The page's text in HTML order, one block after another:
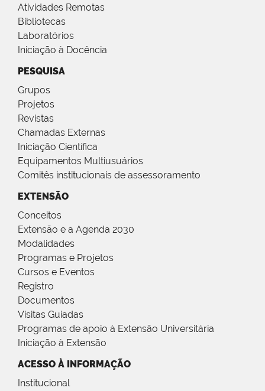
Atividades Remotas
Bibliotecas
Laboratórios
Iniciação à Docência
PESQUISA
Grupos
Projetos
Revistas
Chamadas Externas
Iniciação Científica
Equipamentos Multiusuários
Comitês institucionais de assessoramento
EXTENSÃO
Conceitos
Extensão e a Agenda 2030
Modalidades
Programas e Projetos
Cursos e Eventos
Registro
Documentos
Visitas Guiadas
Programas de apoio à Extensão Universitária
Iniciação à Extensão
ACESSO À INFORMAÇÃO
Institucional